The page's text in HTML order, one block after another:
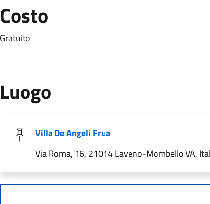
Costo
Gratuito
Luogo
Villa De Angeli Frua
Via Roma, 16, 21014 Laveno-Mombello VA,